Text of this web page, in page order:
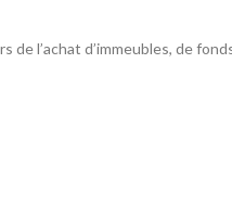
de l’achat d’immeubles, de